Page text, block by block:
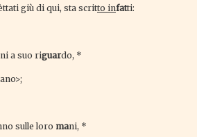
giù di qui, sta scritto infatti:
a suo riguardo, *
sulle loro mani, *